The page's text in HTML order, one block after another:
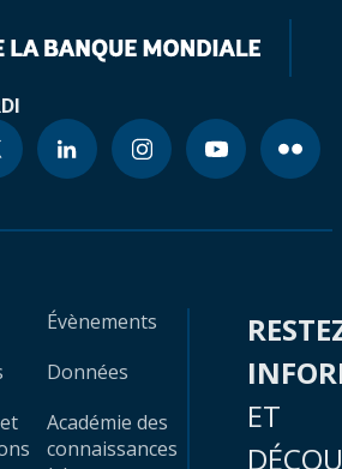
Évènements
Données
Académie des
connaissances
ET